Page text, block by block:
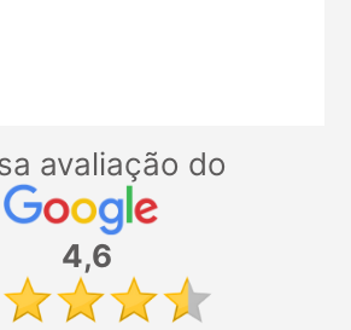
avaliação do
4,6